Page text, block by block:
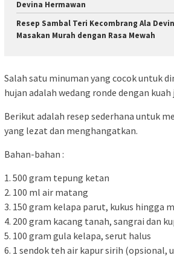
Devina Hermawan
Resep Sambal Teri Kecombrang Ala
Masakan Murah dengan Rasa Mewah
Salah satu minuman yang cocok untuk
hujan adalah wedang ronde dengan
Berikut adalah resep sederhana untuk
yang lezat dan menghangatkan.
Bahan-bahan :
1. 500 gram tepung ketan
2. 100 ml air matang
3. 150 gram kelapa parut, kukus hingga
4. 200 gram kacang tanah, sangrai dan
5. 100 gram gula kelapa, serut halus
6. 1 sendok teh air kapur sirih (opsional,